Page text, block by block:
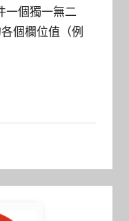
一個獨一無二
個欄位值（例